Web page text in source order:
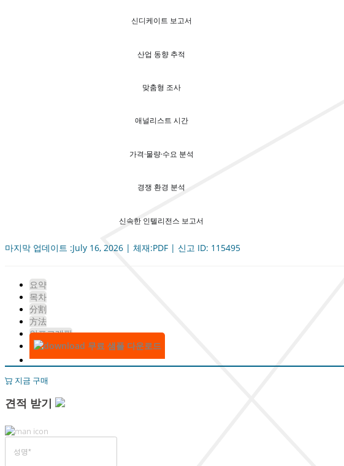
신디케이트 보고서
산업 동향 추적
맞춤형 조사
애널리스트 시간
가격·물량·수요 분석
경쟁 환경 분석
신속한 인텔리전스 보고서
마지막 업데이트 :July 16, 2026 | 체재:PDF | 신고 ID: 115495
요약
목차
分割
方法
인포그래픽
무료 샘플 다운로드
지금 구매
견적 받기